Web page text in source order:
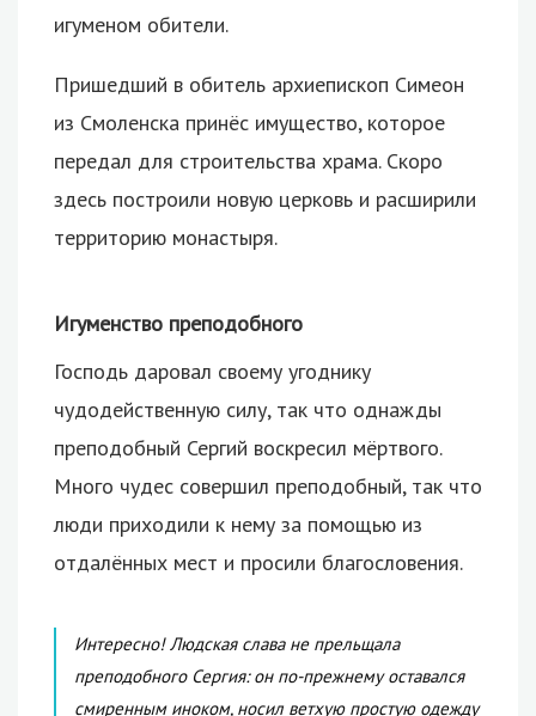
игуменом обители.
Пришедший в обитель архиепископ Симеон
из Смоленска принёс имущество, которое
передал для строительства храма. Скоро
здесь построили новую церковь и расширили
территорию монастыря.
Игуменство преподобного
Господь даровал своему угоднику
чудодейственную силу, так что однажды
преподобный Сергий воскресил мёртвого.
Много чудес совершил преподобный, так что
люди приходили к нему за помощью из
отдалённых мест и просили благословения.
Интересно! Людская слава не прельщала
преподобного Сергия: он по-прежнему оставался
смиренным иноком, носил ветхую простую одежду